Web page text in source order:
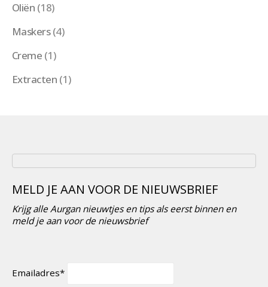
Oliën (18)
Maskers(4)
Creme (1)
Extracten (1)
MELD JE AAN VOOR DE NIEUWSBRIEF
Krijg alle Aurgan nieuwtjes en tips als eerst binnen en
meld je aan voor de nieuwsbrief
Emailadres*